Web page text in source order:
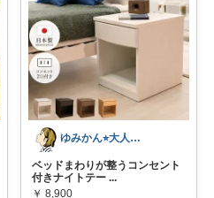
ゆみかん⭐︎大人の暮らし研究室
ベッドまわりが整うコンセント
付きナイトテー ...
￥ 8,900